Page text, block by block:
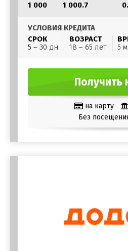
1 000
1 000.7
УСЛОВИЯ КРЕДИТА
СРОК
5 – 30 дн
ВОЗРАСТ
18 – 65 лет
5
Получить
на карту
Без